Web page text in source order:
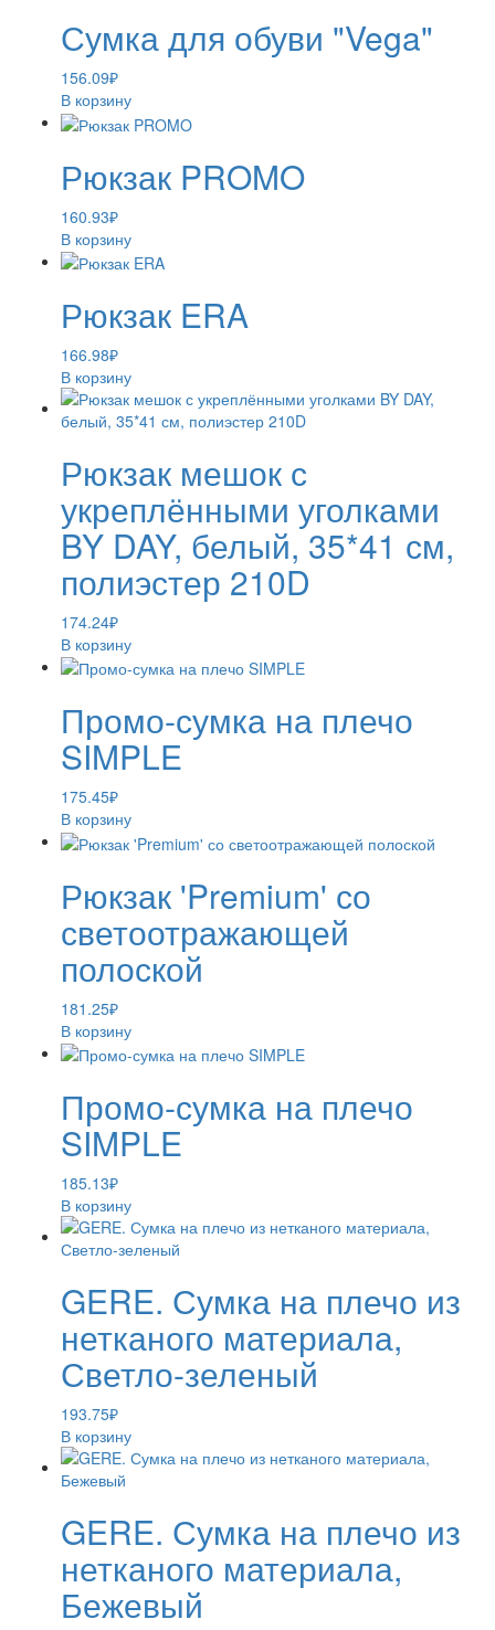
Сумка для обуви "Vega"
156.09₽
В корзину
Рюкзак PROMO
160.93₽
В корзину
Рюкзак ERA
166.98₽
В корзину
Рюкзак мешок с
укреплёнными уголками
BY DAY, белый, 35*41 см,
полиэстер 210D
174.24₽
В корзину
Промо-сумка на плечо
SIMPLE
175.45₽
В корзину
Рюкзак 'Premium' со
светоотражающей
полоской
181.25₽
В корзину
Промо-сумка на плечо
SIMPLE
185.13₽
В корзину
GERE. Сумка на плечо из
нетканого материала,
Светло-зеленый
193.75₽
В корзину
GERE. Сумка на плечо из
нетканого материала,
Бежевый